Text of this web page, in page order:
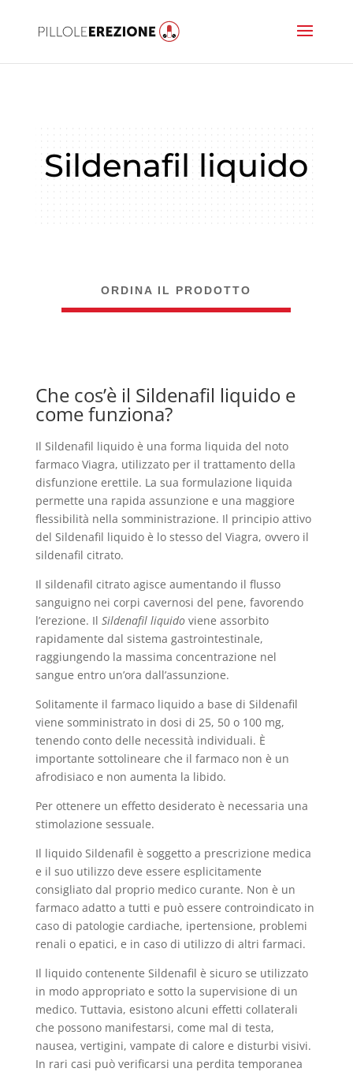
Sildenafil liquido
ORDINA IL PRODOTTO
Che cos’è il Sildenafil liquido e
come funziona?
Il Sildenafil liquido è una forma liquida del noto
farmaco Viagra, utilizzato per il trattamento della
disfunzione erettile. La sua formulazione liquida
permette una rapida assunzione e una maggiore
flessibilità nella somministrazione. Il principio attivo
del Sildenafil liquido è lo stesso del Viagra, ovvero il
sildenafil citrato.
Il sildenafil citrato agisce aumentando il flusso
sanguigno nei corpi cavernosi del pene, favorendo
l’erezione. Il Sildenafil liquidoviene assorbito
rapidamente dal sistema gastrointestinale,
raggiungendo la massima concentrazione nel
sangue entro un’ora dall’assunzione.
Solitamente il farmaco liquido a base di Sildenafil
viene somministrato in dosi di 25, 50 o 100 mg,
tenendo conto delle necessità individuali. È
importante sottolineare che il farmaco non è un
afrodisiaco e non aumenta la libido.
Per ottenere un effetto desiderato è necessaria una
stimolazione sessuale.
Il liquido Sildenafil è soggetto a prescrizione medica
e il suo utilizzo deve essere esplicitamente
consigliato dal proprio medico curante. Non è un
farmaco adatto a tutti e può essere controindicato in
caso di patologie cardiache, ipertensione, problemi
renali o epatici, e in caso di utilizzo di altri farmaci.
Il liquido contenente Sildenafil è sicuro se utilizzato
in modo appropriato e sotto la supervisione di un
medico. Tuttavia, esistono alcuni effetti collaterali
che possono manifestarsi, come mal di testa,
nausea, vertigini, vampate di calore e disturbi visivi.
In rari casi può verificarsi una perdita temporanea